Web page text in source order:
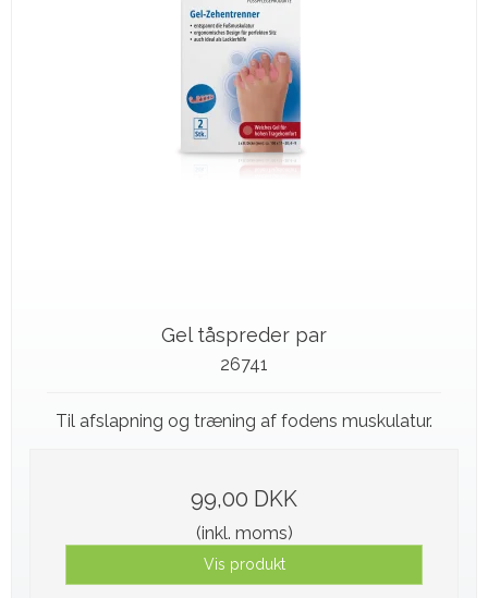
Gel tåspreder par
26741
Til afslapning og træning af fodens muskulatur.
99,00 DKK
(inkl. moms)
Vis produkt